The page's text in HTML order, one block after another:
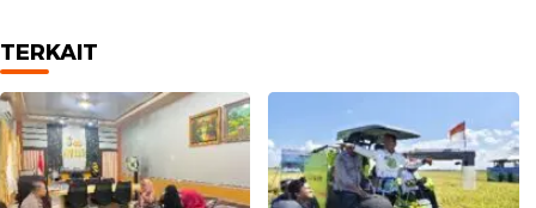
TERKAIT